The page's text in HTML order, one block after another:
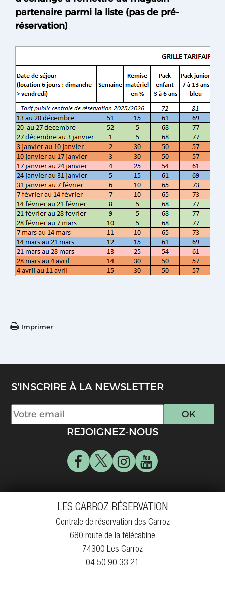
partenaire parmi la liste (pas de pré-
réservation)
Imprimer
S'INSCRIRE À LA NEWSLETTER
REJOIGNEZ-NOUS
LES CARROZ RÉSERVATION
Centrale de réservation des Carroz
680 route de la télécabine
74300 Les Carroz
04 50 90 33 21